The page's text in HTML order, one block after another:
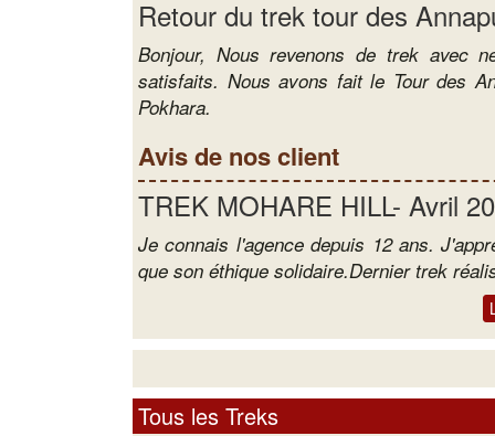
Retour du trek tour des
Bonjour, Nous revenons de trek avec
satisfaits. Nous avons fait le Tour des
Pokhara.
Avis de nos client
TREK MOHARE HILL- Avril
Je connais l'agence depuis 12 ans.
que son éthique solidaire.Dernier trek
Tous les Treks